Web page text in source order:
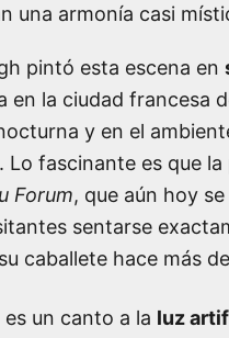
una armonía casi
pintó esta escena en
en la ciudad francesa
y en el
Lo fascinante es que
Forum, que aún hoy
sentarse
caballete hace más
es un canto a la luz